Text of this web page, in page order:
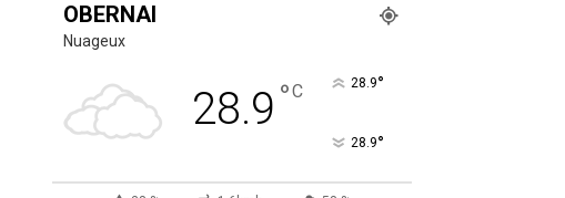
OBERNAI
Nuageux
28.9 °C 28.9°
28.9°